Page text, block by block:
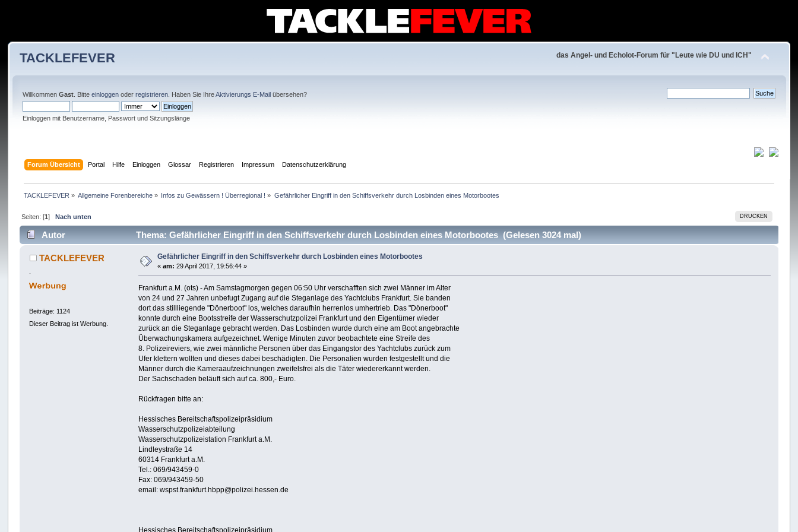
TACKLEFEVER das Angel- und Echolot-Forum für "Leute wie DU und ICH"
WillkommenGast . Bitteeinloggen oderregistrieren . Haben Sie IhreAktivierungs E-Mail übersehen?
Einloggen mit Benutzername, Passwort und Sitzungslänge
Forum Übersicht Portal Hilfe Einloggen Glossar Registrieren Impressum Datenschutzerklärung
TACKLEFEVER » Allgemeine Forenbereiche » Infos zu Gewässern ! Überregional ! » Gefährlicher Eingriff in den Schiffsverkehr durch Losbinden eines Motorbootes
DRUCKEN
Seiten: [1] Nach unten
Autor Thema: Gefährlicher Eingriff in den Schiffsverkehr durch Losbinden eines Motorbootes (Gelesen 3024 mal)
TACKLEFEVER
Beiträge: 1124
Dieser Beitrag ist Werbung.
Gefährlicher Eingriff in den Schiffsverkehr durch Losbinden eines Motorbootes
«am: 29 April 2017, 19:56:44 »
Frankfurt a.M. (ots) - Am Samstagmorgen gegen 06:50 Uhr verschafften sich zwei Männer im Alter
von 24 und 27 Jahren unbefugt Zugang auf die Steganlage des Yachtclubs Frankfurt. Sie banden
dort das stillliegende "Dönerboot" los, welches daraufhin herrenlos umhertrieb. Das "Dönerboot"
konnte durch eine Bootsstreife der Wasserschutzpolizei Frankfurt und den Eigentümer wieder
zurück an die Steganlage gebracht werden. Das Losbinden wurde durch eine am Boot angebrachte
Überwachungskamera aufgezeichnet. Wenige Minuten zuvor beobachtete eine Streife des
8. Polizeireviers, wie zwei männliche Personen über das Eingangstor des Yachtclubs zurück zum
Ufer klettern wollten und dieses dabei beschädigten. Die Personalien wurden festgestellt und die
Männer durch die Kameraaufzeichnungen zweifelsfrei als die Täter wiedererkannt werden.
Der Sachschaden beläuft sich auf ca. 800,- Euro.
Rückfragen bitte an:
Hessisches Bereitschaftspolizeipräsidium
Wasserschutzpolizeiabteilung
Wasserschutzpolizeistation Frankfurt a.M.
Lindleystraße 14
60314 Frankfurt a.M.
Tel.: 069/943459-0
Fax: 069/943459-50
email: wspst.frankfurt.hbpp@polizei.hessen.de